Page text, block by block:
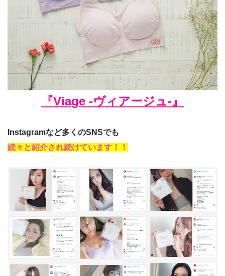
『Viage -ヴィアージュ-』
Instagramなど多くのSNSでも
続々と紹介され続けています！！